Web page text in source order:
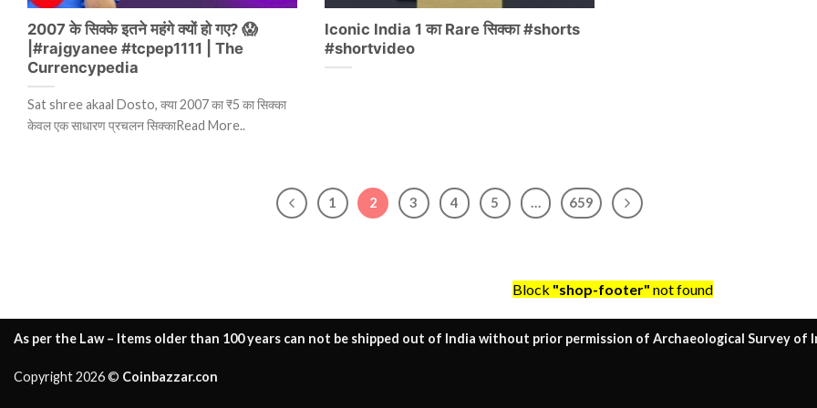
2007 के सिक्के इतने महंगे क्यों हो गए? 😱
|#rajgyanee #tcpep1111 | The
Currencypedia
Sat shree akaal Dosto, क्या 2007 का ₹5 का सिक्का
केवल एक साधारण प्रचलन सिक्काRead More..
Iconic India 1 का Rare सिक्का #shorts
#shortvideo
1 2 3 4 5 … 659
Block "shop-footer" not found
As per the Law – Items older than 100 years can not be shipped out of India without prior permission of Archaeological Survey of
Copyright 2026 © Coinbazzar.con